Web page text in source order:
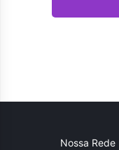
Nossa Rede